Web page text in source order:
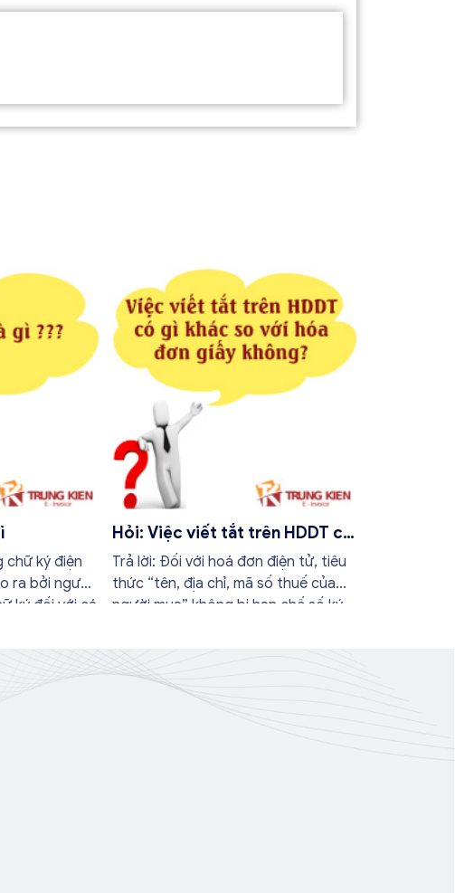
chữ ký điện
ra bởi người
ký đối với cá
về mặt
Hỏi: Việc viết tắt trên HDDT có
gì khác so với hóa đơn giấy
không?
Trả lời: Đối với hoá đơn điện tử, tiêu
thức “tên, địa chỉ, mã số thuế của
người mua” không bị hạn chế số ký
khác, nếu dài hơn 1 dòng thì hệ
thống sẽ tự nhảy dòng, nên không
cần thiết phải viết tắt ...